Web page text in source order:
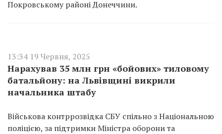
Покровському районі Донеччини.
13:34 19 Червня, 2025
Нарахував 35 млн грн «бойових» тиловому
батальйону: на Львівщині викрили
начальника штабу
Військова контррозвідка СБУ спільно з Національною
поліцією, за підтримки Міністра оборони та